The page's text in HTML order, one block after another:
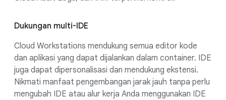
Dukungan multi-IDE
Cloud Workstations mendukung semua editor kode
dan aplikasi yang dapat dijalankan dalam container. IDE
juga dapat dipersonalisasi dan mendukung ekstensi.
Nikmati manfaat pengembangan jarak jauh tanpa perlu
mengubah IDE atau alur kerja Anda menggunakan IDE